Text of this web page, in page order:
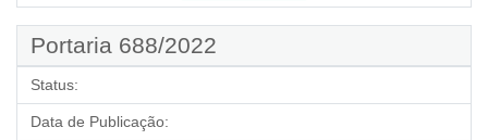
Portaria 688/2022
Status:
Data de Publicação: